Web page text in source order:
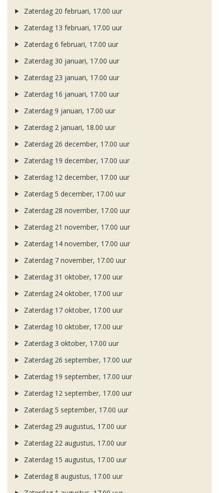
Zaterdag 20 februari, 17.00 uur
Zaterdag 13 februari, 17.00 uur
Zaterdag 6 februari, 17.00 uur
Zaterdag 30 januari, 17.00 uur
Zaterdag 23 januari, 17.00 uur
Zaterdag 16 januari, 17.00 uur
Zaterdag 9 januari, 17.00 uur
Zaterdag 2 januari, 18.00 uur
Zaterdag 26 december, 17.00 uur
Zaterdag 19 december, 17.00 uur
Zaterdag 12 december, 17.00 uur
Zaterdag 5 december, 17.00 uur
Zaterdag 28 november, 17.00 uur
Zaterdag 21 november, 17.00 uur
Zaterdag 14 november, 17.00 uur
Zaterdag 7 november, 17.00 uur
Zaterdag 31 oktober, 17.00 uur
Zaterdag 24 oktober, 17.00 uur
Zaterdag 17 oktober, 17.00 uur
Zaterdag 10 oktober, 17.00 uur
Zaterdag 3 oktober, 17.00 uur
Zaterdag 26 september, 17.00 uur
Zaterdag 19 september, 17.00 uur
Zaterdag 12 september, 17.00 uur
Zaterdag 5 september, 17.00 uur
Zaterdag 29 augustus, 17.00 uur
Zaterdag 22 augustus, 17.00 uur
Zaterdag 15 augustus, 17.00 uur
Zaterdag 8 augustus, 17.00 uur